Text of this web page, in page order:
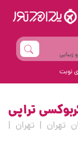
نوبت
تراپی
تهران | تهران |